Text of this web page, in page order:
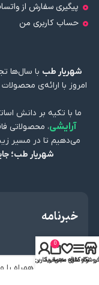
پیگیری سفارش از
حساب کاربری من
شهریار طب با سال‌ها
امروز با ارائه‌ی
ما با تکیه بر دانش
آرایشی، محصولاتی
می‌دهیم تا در مسیر
شهریار طب؛
خبرنامه
فروشگاهنوار کناری
علاقه مندی
0
سبد خرید
حساب کاربری من